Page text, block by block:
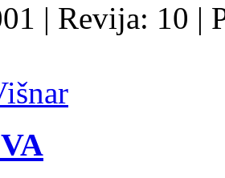
| Revija: 10 |